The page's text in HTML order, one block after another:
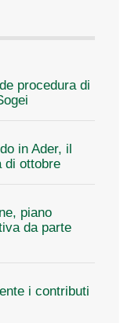
procedura di
in Ader, il
di ottobre
piano
da parte
i contributi